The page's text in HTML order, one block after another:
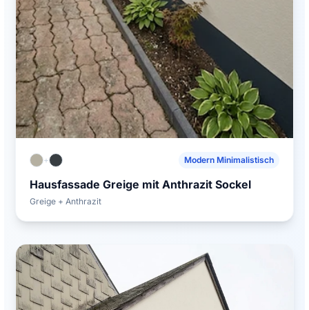
+ Modern Minimalistisch
Hausfassade Greige mit Anthrazit Sockel
Greige + Anthrazit